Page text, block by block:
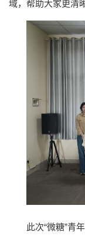
域，帮助大家更清
此次“微糖”青